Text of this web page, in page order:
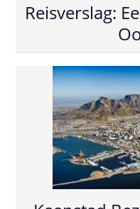
Reisverslag: